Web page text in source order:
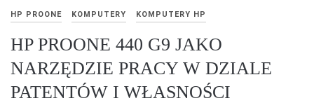
HP PROONE KOMPUTERY KOMPUTERY HP
HP PROONE 440 G9 JAKO
NARZĘDZIE PRACY W DZIALE
PATENTÓW I WŁASNOŚCI